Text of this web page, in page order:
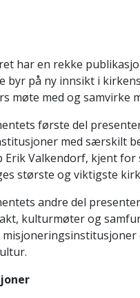
har en rekke
byr på ny innsikt i
møte med og samvirke
første del
med særskilt
Erik Valkendorf, kjent for
største og viktigste
andre del
kulturmøter og